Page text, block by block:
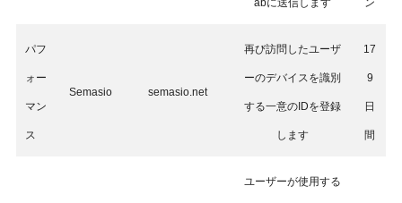
abに送信します ン
パフ
ォー
マン
ス
Semasio semasio.net
再び訪問したユーザ
ーのデバイスを識別
する一意のIDを登録
します
17
9
日
間
ユーザーが使用する